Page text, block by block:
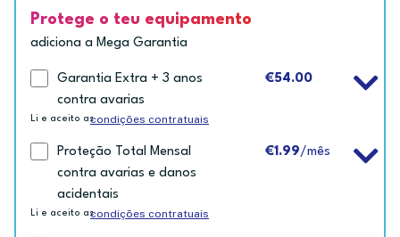
Protege o teu equipamento
adiciona a Mega Garantia
Garantia Extra + 3 anos
contra avarias
€54.00
Li e aceito ascondições contratuais
Proteção Total Mensal
contra avarias e danos
acidentais
€1.99/mês
Li e aceito ascondições contratuais